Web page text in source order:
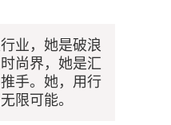
业，她是破浪
尚界，她是汇
手。她，用行
限可能。